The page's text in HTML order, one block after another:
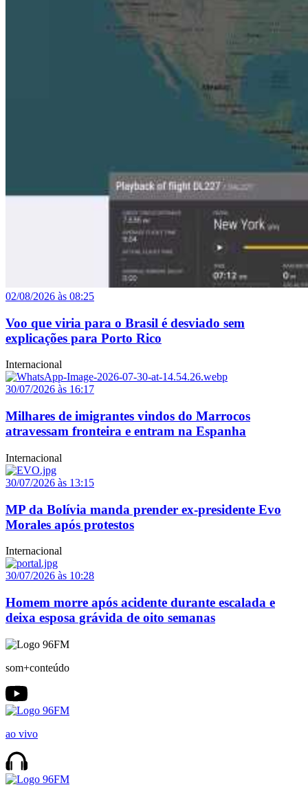
02/08/2026 às 08:25
Voo que viria para o Brasil é desviado sem
explicações para Porto Rico
Internacional
30/07/2026 às 16:17
Milhares de imigrantes vindos do Marrocos
atravessam fronteira e entram na Espanha
Internacional
30/07/2026 às 13:15
MP da Bolívia manda prender ex-presidente Evo
Morales após protestos
Internacional
30/07/2026 às 10:28
Homem morre após acidente durante escalada e
deixa esposa grávida de oito semanas
som+conteúdo
ao vivo